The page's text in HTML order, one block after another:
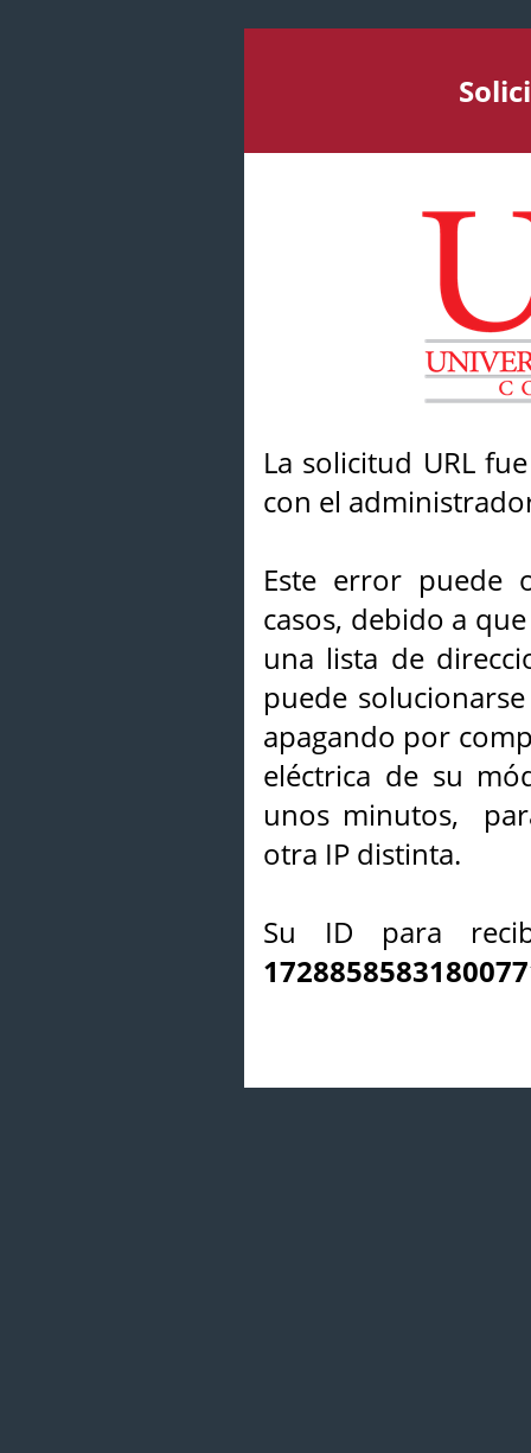
La solicitud URL
con el
Este error puede
casos, debido a
una lista de
puede
apagando por
eléctrica de su
unos minutos,
otra IP distinta.
Su ID para